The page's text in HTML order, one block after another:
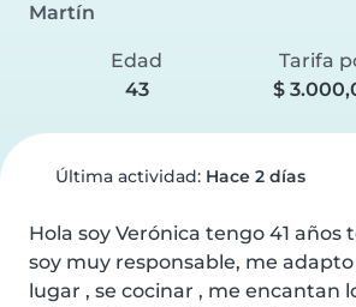
Martín
Edad
43
Tarifa
$
Última actividad: Hace 2 días
Hola soy Verónica tengo 41 años
soy muy responsable, me
lugar , se cocinar , me encantan